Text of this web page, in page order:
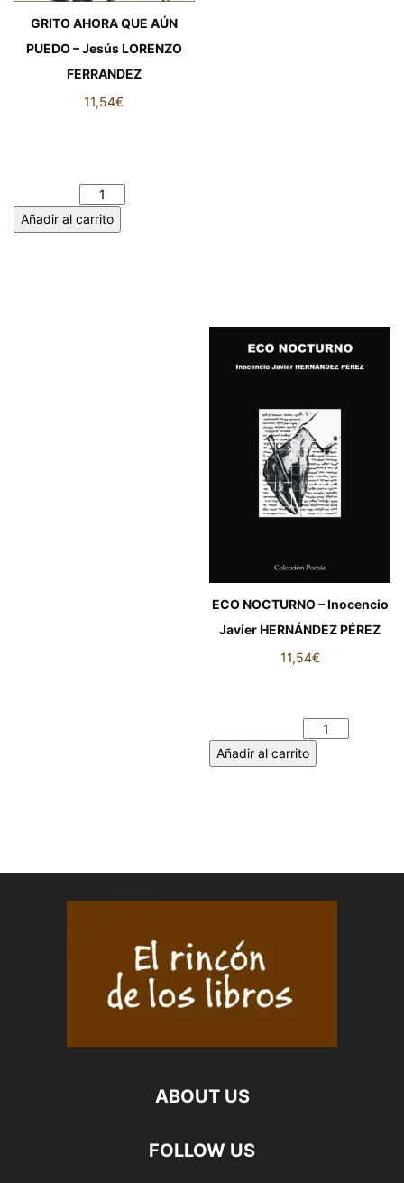
GRITO AHORA QUE AÚN
PUEDO – Jesús LORENZO
FERRANDEZ
11,54€
Añadir al carrito
ECO NOCTURNO – Inocencio
Javier HERNÁNDEZ PÉREZ
11,54€
Añadir al carrito
ABOUT US
FOLLOW US